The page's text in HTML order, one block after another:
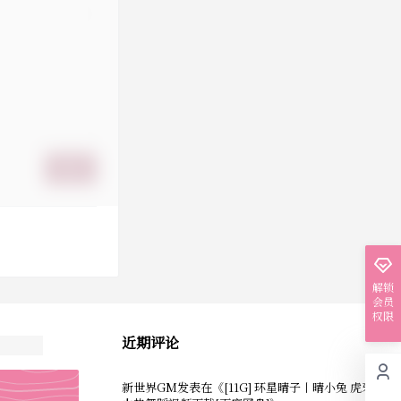
解锁
会员
权限
近期评论
新世界GM发表在《[11G] 环星晴子丨晴小兔 虎牙主播